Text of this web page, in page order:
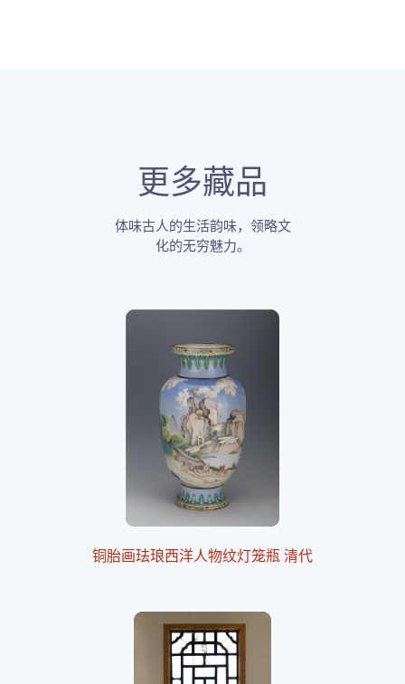
更多藏品
体味古人的生活韵味，领略文
化的无穷魅力。
铜胎画珐琅西洋人物纹灯笼瓶 清代